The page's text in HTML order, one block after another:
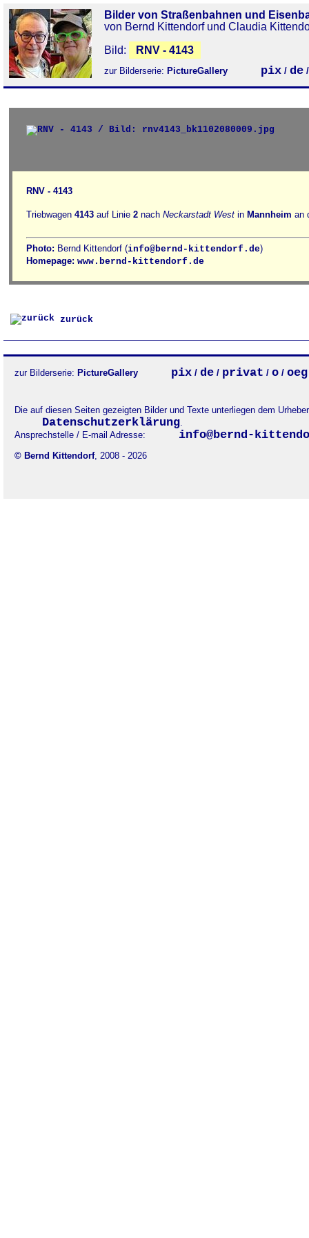
Bilder von Straßenbahnen und
von Bernd Kittendorf und Claudia
Bild:
RNV - 4143
zur Bilderserie: PictureGallery pix / de
RNV - 4143
Triebwagen 4143 auf Linie 2 nach Neckarstadt West in Mannheim an
Photo: Bernd Kittendorf (info@bernd-kittendorf.de)
Homepage: www.bernd-kittendorf.de
zurück
zur Bilderserie: PictureGallery pix / de / privat / o / oeg
Die auf diesen Seiten gezeigten Bilder und Texte unterliegen dem
Datenschutzerklärung.
Ansprechstelle / E-mail Adresse:
info@bernd-
© Bernd Kittendorf, 2008 - 2026